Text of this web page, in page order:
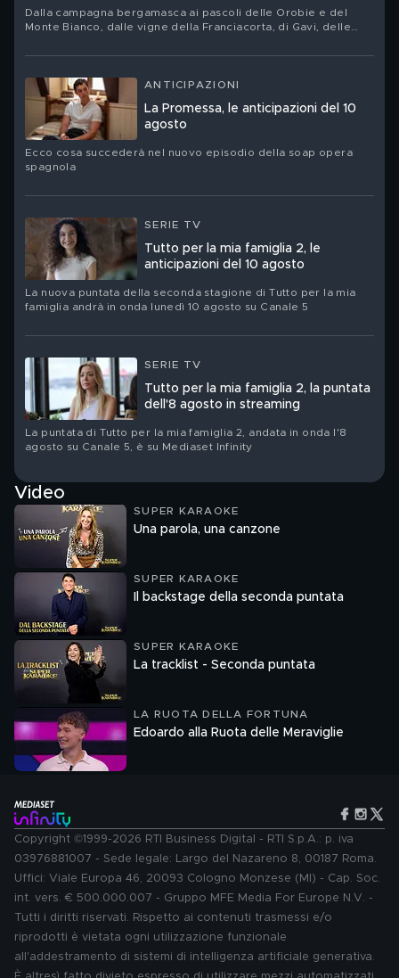
Dalla campagna bergamasca ai pascoli delle Orobie e del
Monte Bianco, dalle vigne della Franciacorta, di Gavi, delle
Eolie: quindici tavole nelle quali orti, boschi, allevamenti e
ANTICIPAZIONI
La Promessa, le anticipazioni del 10
agosto
Ecco cosa succederà nel nuovo episodio della soap opera
spagnola
SERIE TV
Tutto per la mia famiglia 2, le
anticipazioni del 10 agosto
La nuova puntata della seconda stagione di Tutto per la mia
famiglia andrà in onda lunedì 10 agosto su Canale 5
SERIE TV
Tutto per la mia famiglia 2, la puntata
dell'8 agosto in streaming
La puntata di Tutto per la mia famiglia 2, andata in onda l'8
agosto su Canale 5, è su Mediaset Infinity
Video
SUPER KARAOKE
Una parola, una canzone
SUPER KARAOKE
Il backstage della seconda puntata
SUPER KARAOKE
La tracklist - Seconda puntata
LA RUOTA DELLA FORTUNA
Edoardo alla Ruota delle Meraviglie
Copyright ©1999-2026 RTI Business Digital - RTI S.p.A.: p. iva
03976881007 - Sede legale: Largo del Nazareno 8, 00187 Roma.
Uffici: Viale Europa 46, 20093 Cologno Monzese (MI) - Cap. Soc.
int. vers. € 500.000.007 - Gruppo MFE Media For Europe N.V. -
Tutti i diritti riservati. Rispetto ai contenuti trasmessi e/o
riprodotti è vietata ogni utilizzazione funzionale
all'addestramento di sistemi di intelligenza artificiale generativa.